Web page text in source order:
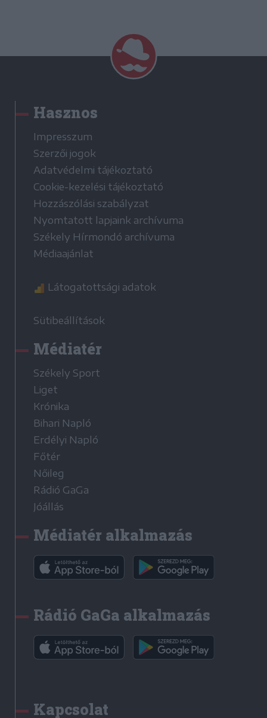
Hasznos
Impresszum
Szerzői jogok
Adatvédelmi tájékoztató
Cookie-kezelési tájékoztató
Hozzászólási szabályzat
Nyomtatott lapjaink archívuma
Székely Hírmondó archívuma
Médiaajánlat
Látogatottsági adatok
Sütibeállítások
Médiatér
Székely Sport
Liget
Krónika
Bihari Napló
Erdélyi Napló
Főtér
Nőileg
Rádió GaGa
Jóállás
Médiatér alkalmazás
Rádió GaGa alkalmazás
Kapcsolat